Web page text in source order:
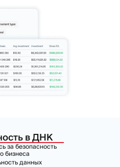
в ДНК
за безопасность
бизнеса
данных